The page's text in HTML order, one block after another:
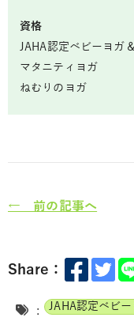
資格
JAHA認定ベビーヨガ
マタニティヨガ
ねむりのヨガ
← 前の記事へ
Share：
: